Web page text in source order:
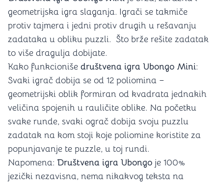
geometrijska igra slaganja. Igrači se takmiče
protiv tajmera i jedni protiv drugih u rešavanju
zadataka u obliku puzzli. Što brže rešite zadatak
to više dragulja dobijate.
Kako funkcioniše društvena igra Ubongo Mini:
Svaki igrač dobija se od 12 poliomina –
geometrijski oblik formiran od kvadrata jednakih
veličina spojenih u rauličite oblike. Na početku
svake runde, svaki ograč dobija svoju puzzlu
zadatak na kom stoji koje poliomine koristite za
popunjavanje te puzzle, u toj rundi.
Napomena: Društvena igra Ubongo je 100%
jezički nezavisna, nema nikakvog teksta na